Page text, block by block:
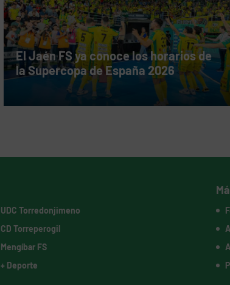
El Jaén FS ya conoce los horarios de
la Supercopa de España 2026
UDC Torredonjimeno
CD Torreperogil
Mengíbar FS
+ Deporte